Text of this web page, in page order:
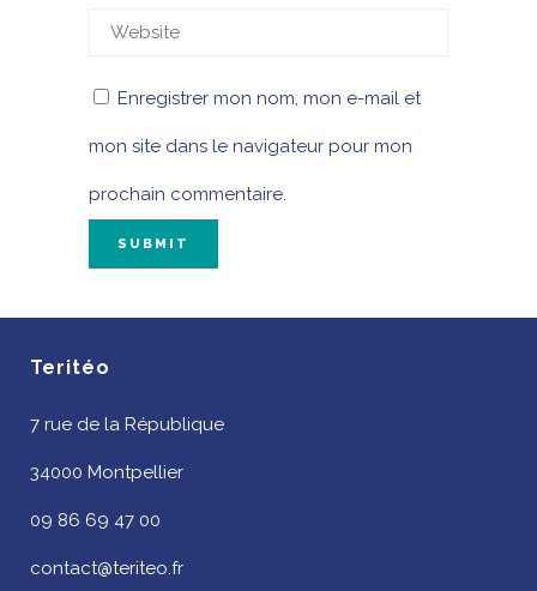
Enregistrer mon nom, mon e-mail et
mon site dans le navigateur pour mon
prochain commentaire.
Teritéo
7 rue de la République
34000 Montpellier
09 86 69 47 00
contact@teriteo.fr